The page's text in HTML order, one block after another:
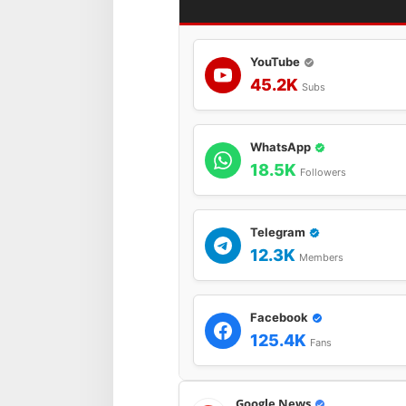
YouTube
45.2K Subs
WhatsApp
18.5K Followers
Telegram
12.3K Members
Facebook
125.4K Fans